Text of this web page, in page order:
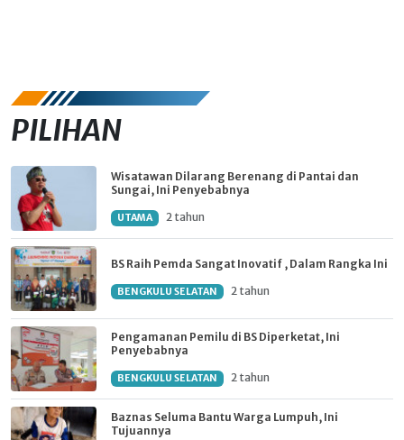
PILIHAN
Wisatawan Dilarang Berenang di Pantai dan
Sungai, Ini Penyebabnya
UTAMA 2 tahun
BS Raih Pemda Sangat Inovatif , Dalam Rangka Ini
BENGKULU SELATAN 2 tahun
Pengamanan Pemilu di BS Diperketat, Ini
Penyebabnya
BENGKULU SELATAN 2 tahun
Baznas Seluma Bantu Warga Lumpuh, Ini
Tujuannya